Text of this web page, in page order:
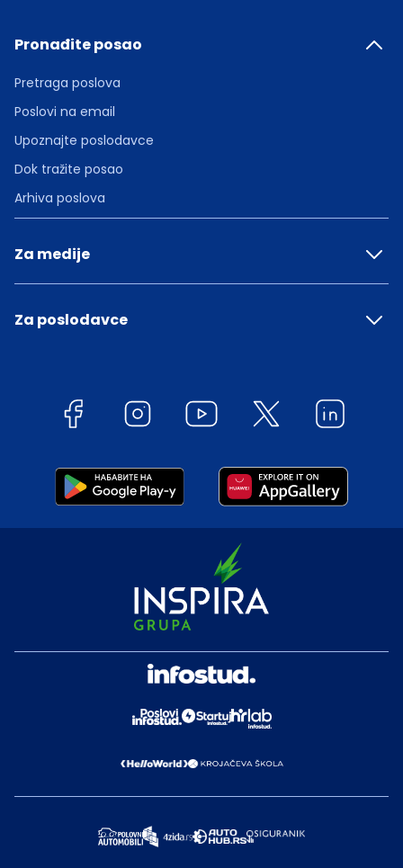
Pronađite posao
Pretraga poslova
Poslovi na email
Upoznajte poslodavce
Dok tražite posao
Arhiva poslova
Za medije
Za poslodavce